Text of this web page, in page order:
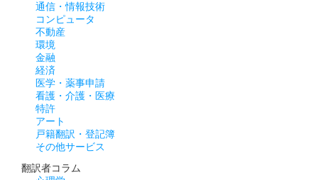
通信・情報技術
コンピュータ
不動産
環境
金融
経済
医学・薬事申請
看護・介護・医療
特許
アート
戸籍翻訳・登記簿
その他サービス
翻訳者コラム